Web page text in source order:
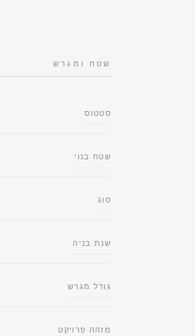
שטח ומגרש
סטטוס
שטח בנוי
סוג
שנת בניה
גודל מגרש
מזהה פרויקט